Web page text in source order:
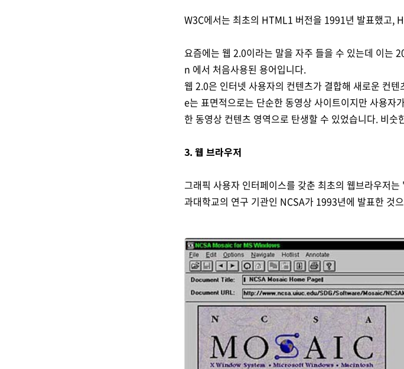
W3C에서는 최초의 HTML1 버전을 1991년 발표했고,
요즘에는 웹 2.0이라는 말을 자주 들을 수 있는데 이
n 에서 처음사용된 용어입니다.
웹 2.0은 인터넷 사용자의 컨텐츠가 결합해 새로운 컨
e는 표면적으로는 단순한 동영상 사이트이지만 사용
한 동영상 컨텐츠 영역으로 탄생할 수 있었습니다. 비
3. 웹 브라우저
그래픽 사용자 인터페이스를 갖춘 최초의 웹브라우저
과대학교의 연구 기관인 NCSA가 1993년에 발표한 것